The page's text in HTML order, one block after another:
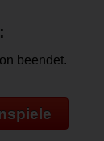
beendet.